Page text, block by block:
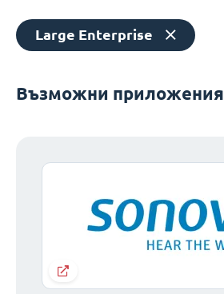
Large Enterprise
Възможни приложения